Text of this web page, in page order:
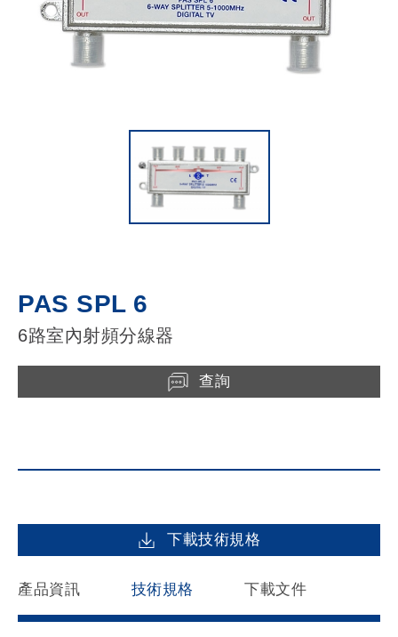
PAS SPL 6
6路室內射頻分線器
查詢
下載技術規格
產品資訊 技術規格 下載文件